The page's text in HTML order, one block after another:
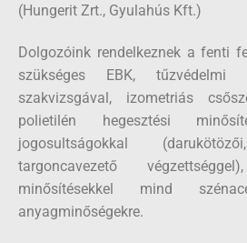
(Hungerit Zrt., Gyulahús Kft.)
Dolgozóink rendelkeznek a fenti
szükséges EBK, tűzvédelmi
szakvizsgával, izometriás
polietilén hegesztési
jogosultságokkal
targoncavezető
minősítésekkel mind
anyagminőségekre.